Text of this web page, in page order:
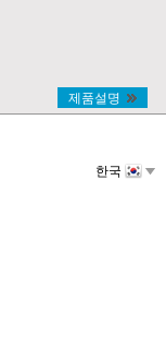
제품설명
한국